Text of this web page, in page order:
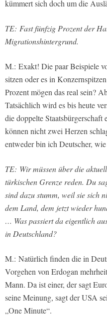
kümmert sich doch um die
TE: Fast fünfzig Prozent der
Migrationshintergrund.
M.: Exakt! Die paar Beispiele
sitzen oder es in
Prozent mögen das real sein?
Tatsächlich wird es bis heute
die doppelte
können nicht zwei Herzen
entweder bin ich Deutscher,
TE: Wir müssen über die
türkischen Grenze reden. Du
sind dazu stumm, weil sie sich
dem Land, dem jetzt wieder
… Was passiert da eigentlich
in Deutschland?
M.: Natürlich finden die in
Vorgehen von Erdogan
Mann. Da ist einer, der sagt
seine Meinung, sagt der USA
„One Minute“.